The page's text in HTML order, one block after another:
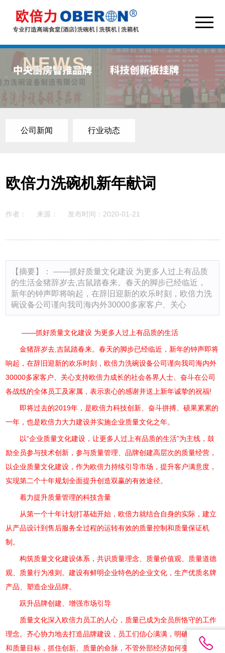
NEWS
公司新闻 行业动态
欧倍力洗碗机新年献词
作者： 来源： 发布时间：2020-01-21
【摘要】： ——抓好质量文化建设 为更多人过上有品质
的生活金猪辞岁去,吉鼠踏春来。春天的脚步已经临近，
新年的钟声即将响起，在辞旧迎新的欢乐时刻，欧倍力洗
碗设备公司谨向我司海内外30000多家客户、关心
——抓好质量文化建设 为更多人过上有品质的生活
金猪辞岁去,吉鼠踏春来。春天的脚步已经临近，新年的钟声即将
响起，在辞旧迎新的欢乐时刻，欧倍力洗碗设备公司谨向我司海内外
30000多家客户、关心支持欧倍力成长的社会各界人士、奋斗在公司
各战线的全体员工及家属，表示衷心的感谢并送上新年诚挚的祝福!
即将过去的2019年，是欧倍力科技创新、奋斗拼搏、硕果累累的
一年，也是欧倍力大力建设并实施企业质量文化之年。
以“企业质量文化建设，让更多人过上有品质的生活”为主线，鼓
励全员参与技术创新，参与质量管理、品牌创建高层次的质量经营，
以企业质量文化建设，作为欧倍力持续引导市场，提升客户满意度，
实现第二个十年规划全面提升创造双赢的有效途径。
着力提升质量管理的科技含量
从第一个十年计划打基础开始，欧倍力就结合自身的实际，建立
从产品设计到售后服务全过程的运转有效的质量控制和质量保证机
制。
构筑质量文化建设体系，共识质量理念、质量价值观、质量道德
观、质量行为准则。建设有鲜明企业特色的企业文化，生产优质名牌
产品、塑造企业品牌。
跃升品牌创建、增强市场引导
质量文化深入欧倍力员工的人心，质量已成为全员所恪守的工作
理念。齐心协力地去打造品牌建设，员工们信心满满，明确质量方针
和质量目标，抓住创新、质量的命脉，不管外部经济如何变化，都可